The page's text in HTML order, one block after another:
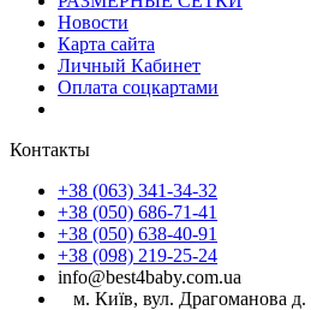
Новости
Карта сайта
Личный Кабинет
Оплата соцкартами
Контакты
+38 (063) 341-34-32
+38 (050) 686-71-41
+38 (050) 638-40-91
+38 (098) 219-25-24
info@best4baby.com.ua
м. Київ, вул.